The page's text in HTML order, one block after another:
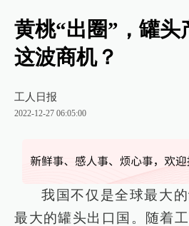
黄桃“出圈”，罐头
这波商机？
工人日报
2022-12-27 06:05:00
我国不仅是全球最大
最大的罐头出口国。随着